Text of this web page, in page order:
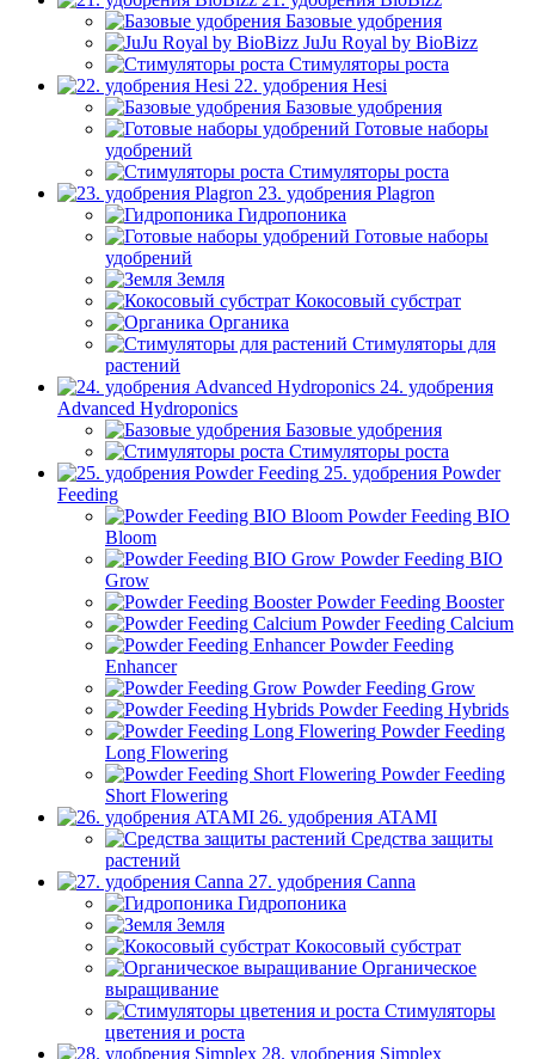
Базовые удобрения
JuJu Royal by BioBizz
Стимуляторы роста
22. удобрения Hesi
Базовые удобрения
Готовые наборы
удобрений
Стимуляторы роста
23. удобрения Plagron
Гидропоника
Готовые наборы
удобрений
Земля
Кокосовый субстрат
Органика
Стимуляторы для
растений
24. удобрения
Advanced Hydroponics
Базовые удобрения
Стимуляторы роста
25. удобрения Powder
Feeding
Powder Feeding BIO
Bloom
Powder Feeding BIO
Grow
Powder Feeding Booster
Powder Feeding Calcium
Powder Feeding
Enhancer
Powder Feeding Grow
Powder Feeding Hybrids
Powder Feeding
Long Flowering
Powder Feeding
Short Flowering
26. удобрения ATAMI
Средства защиты
растений
27. удобрения Canna
Гидропоника
Земля
Кокосовый субстрат
Органическое
выращивание
Стимуляторы
цветения и роста
28. удобрения Simplex